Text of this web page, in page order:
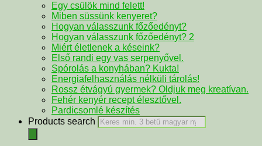
Egy csülök mind felett!
Miben süssünk kenyeret?
Hogyan válasszunk főzőedényt?
Hogyan válasszunk főzőedényt? 2
Miért életlenek a késeink?
Első randi egy vas serpenyővel.
Spórolás a konyhában? Kukta!
Energiafelhasználás nélküli tárolás!
Rossz étvágyú gyermek? Oldjuk meg kreatívan.
Fehér kenyér recept élesztővel.
Pardicsomlé készítés
Products search